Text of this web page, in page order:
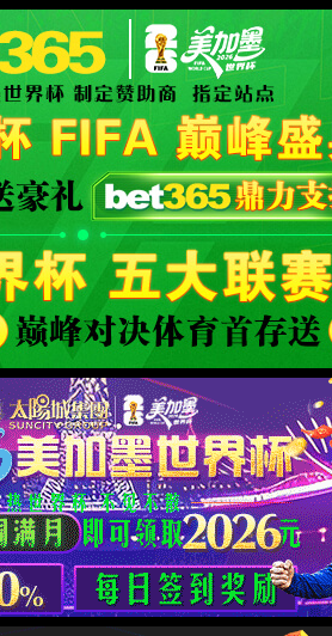
XML 地图